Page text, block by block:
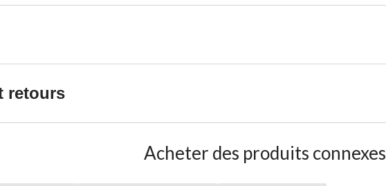
retours
Acheter des produits connexes